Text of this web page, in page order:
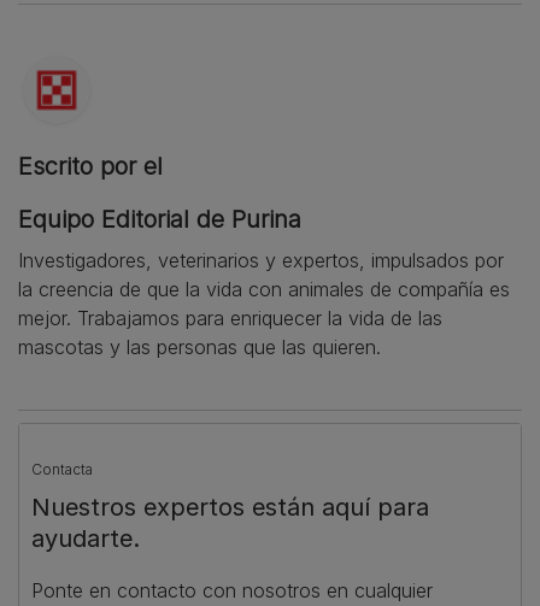
Escrito por el
Equipo Editorial de Purina
Investigadores, veterinarios y expertos, impulsados por
la creencia de que la vida con animales de compañía es
mejor. Trabajamos para enriquecer la vida de las
mascotas y las personas que las quieren.
Contacta
Nuestros expertos están aquí para
ayudarte.
Ponte en contacto con nosotros en cualquier